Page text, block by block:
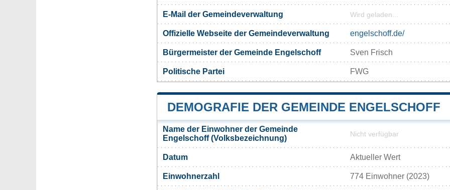
E-Mail der Gemeindeverwaltung Wird geladen...
Offizielle Webseite der Gemeindeverwaltung engelschoff.de/
Bürgermeister der Gemeinde Engelschoff Sven Frisch
Politische Partei FWG
DEMOGRAFIE DER GEMEINDE ENGELSCHOFF
Name der Einwohner der Gemeinde
Engelschoff (Volksbezeichnung)
Nicht verfügbar
Datum Aktueller Wert
Einwohnerzahl 774 Einwohner (2023)